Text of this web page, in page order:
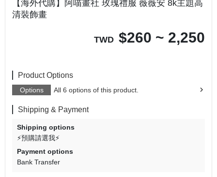
【海外代購】阿喵畫社 玫瑰禮服 薇薇安 8k主題高
清裝飾畫
TWD $260 ~ 2,250
Product Options
Options All 6 options of this product.
Shipping & Payment
Shipping options
⚡預購請選我⚡
Payment options
Bank Transfer